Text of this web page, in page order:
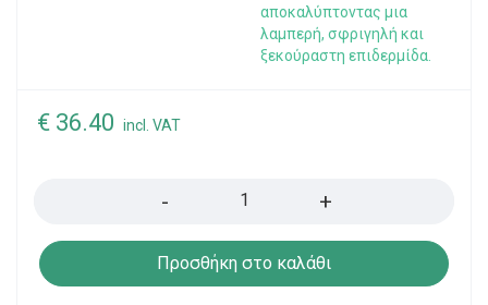
αποκαλύπτοντας μια
λαμπερή, σφριγηλή και
ξεκούραστη επιδερμίδα.
€ 36.40 incl. VAT
Προσθήκη στο καλάθι